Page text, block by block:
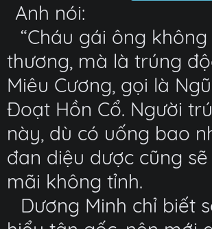
Anh nói:
“Cháu gái ông
thương, mà là trúng
Miêu Cương, gọi là
Đoạt Hồn Cổ. Người
này, dù có uống bao
đan diệu dược cũng
mãi không tỉnh.
Dương Minh chỉ biết